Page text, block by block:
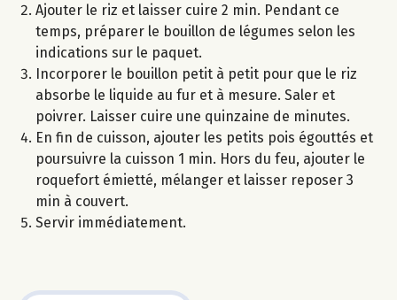
Ajouter le riz et laisser cuire 2 min. Pendant ce
temps, préparer le bouillon de légumes selon les
indications sur le paquet.
Incorporer le bouillon petit à petit pour que le riz
absorbe le liquide au fur et à mesure. Saler et
poivrer. Laisser cuire une quinzaine de minutes.
En fin de cuisson, ajouter les petits pois égouttés et
poursuivre la cuisson 1 min. Hors du feu, ajouter le
roquefort émietté, mélanger et laisser reposer 3
min à couvert.
Servir immédiatement.